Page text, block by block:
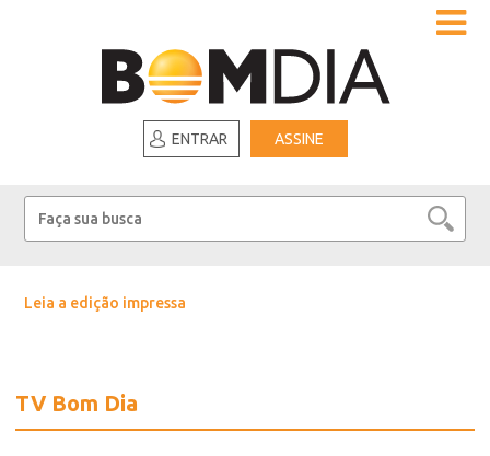
ENTRAR ASSINE
Leia a edição impressa
TV Bom Dia